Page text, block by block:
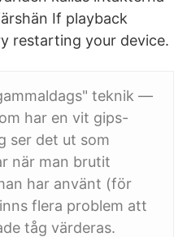
If playback
restarting your device.
teknik —
har en vit gips-
ser det ut som
när man brutit
har använt (för
flera problem att
tåg värderas.